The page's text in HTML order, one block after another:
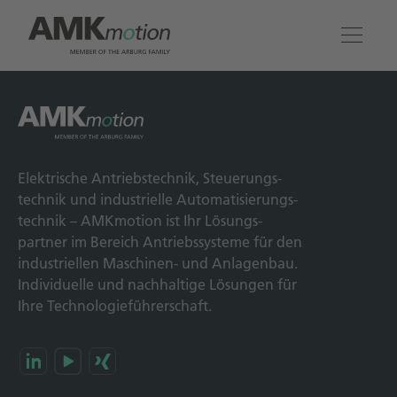
Engineering & Service
Unternehmen
Kontakt
Elek­trische Antriebs­technik, Steuerungs­
technik und indus­trielle Automatisierungs­
technik – AMKmotion ist Ihr Lösungs­
partner im Bereich Antriebs­systeme für den
industriellen Maschinen- und Anlagen­bau.
Individuelle und nach­haltige Lösungen für
Ihre Technologie­führerschaft.